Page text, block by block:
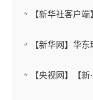
【新华社客户
【新华网】华
【央视网】【